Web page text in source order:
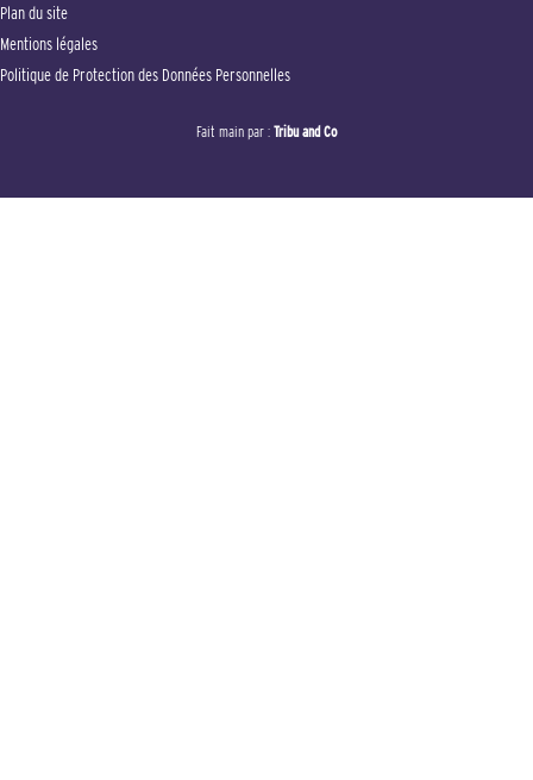
Plan du site
Mentions légales
Politique de Protection des Données Personnelles
Fait main par : Tribu and Co